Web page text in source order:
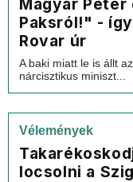
Magyar
Paksról!" -
Rovar úr
A baki miatt le is állt
nárcisztikus miniszt...
Vélemények
locsolni a